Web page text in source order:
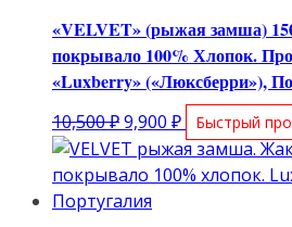
«VELVET» (рыжая замша)
покрывало 100% Хлопок.
«Luxberry» («Люксберри»),
10,500₽Первоначальная
цена
составляла
10,500 ₽.
9,900 ₽Текущая
цена:
9,900 ₽.
Быстрый